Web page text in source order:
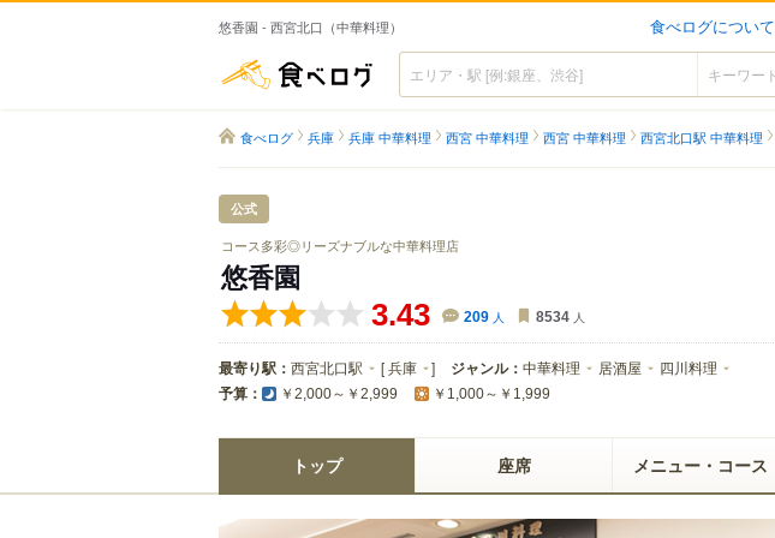
悠香園 - 西宮北口（中華料理） 食べログについて
食べログ
食べログ 兵庫 兵庫 中華料理 西宮 中華料理 西宮 中華料理 西宮北口駅 中華料理
公式
コース多彩◎リーズナブルな中華料理店
悠香園
3.43 209 人 8534 人
最寄り駅： 西宮北口駅 [兵庫 ] ジャンル： 中華料理 居酒屋 四川料理
予算： ￥2,000～￥2,999 ￥1,000～￥1,999
トップ 座席 メニュー・コース